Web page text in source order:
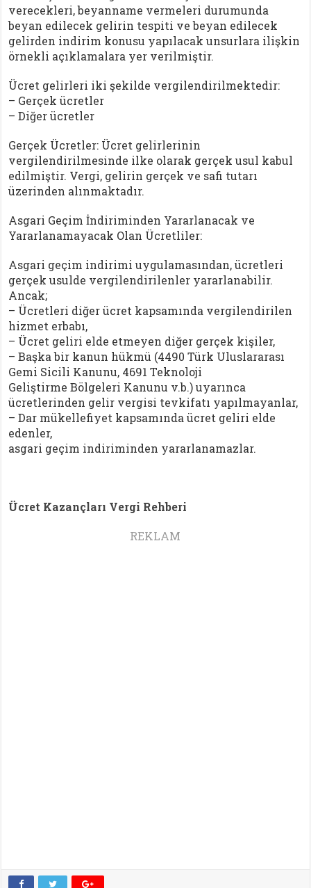
verecekleri, beyanname vermeleri durumunda
beyan edilecek gelirin tespiti ve beyan edilecek
gelirden indirim konusu yapılacak unsurlara ilişkin
örnekli açıklamalara yer verilmiştir.
Ücret gelirleri iki şekilde vergilendirilmektedir:
– Gerçek ücretler
– Diğer ücretler
Gerçek Ücretler: Ücret gelirlerinin
vergilendirilmesinde ilke olarak gerçek usul kabul
edilmiştir. Vergi, gelirin gerçek ve safi tutarı
üzerinden alınmaktadır.
Asgari Geçim İndiriminden Yararlanacak ve
Yararlanamayacak Olan Ücretliler:
Asgari geçim indirimi uygulamasından, ücretleri
gerçek usulde vergilendirilenler yararlanabilir.
Ancak;
– Ücretleri diğer ücret kapsamında vergilendirilen
hizmet erbabı,
– Ücret geliri elde etmeyen diğer gerçek kişiler,
– Başka bir kanun hükmü (4490 Türk Uluslararası
Gemi Sicili Kanunu, 4691 Teknoloji
Geliştirme Bölgeleri Kanunu v.b.) uyarınca
ücretlerinden gelir vergisi tevkifatı yapılmayanlar,
– Dar mükellefiyet kapsamında ücret geliri elde
edenler,
asgari geçim indiriminden yararlanamazlar.
Ücret Kazançları Vergi Rehberi
REKLAM